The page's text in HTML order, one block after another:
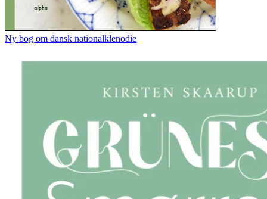
Ny bog om dansk nationalklenodie